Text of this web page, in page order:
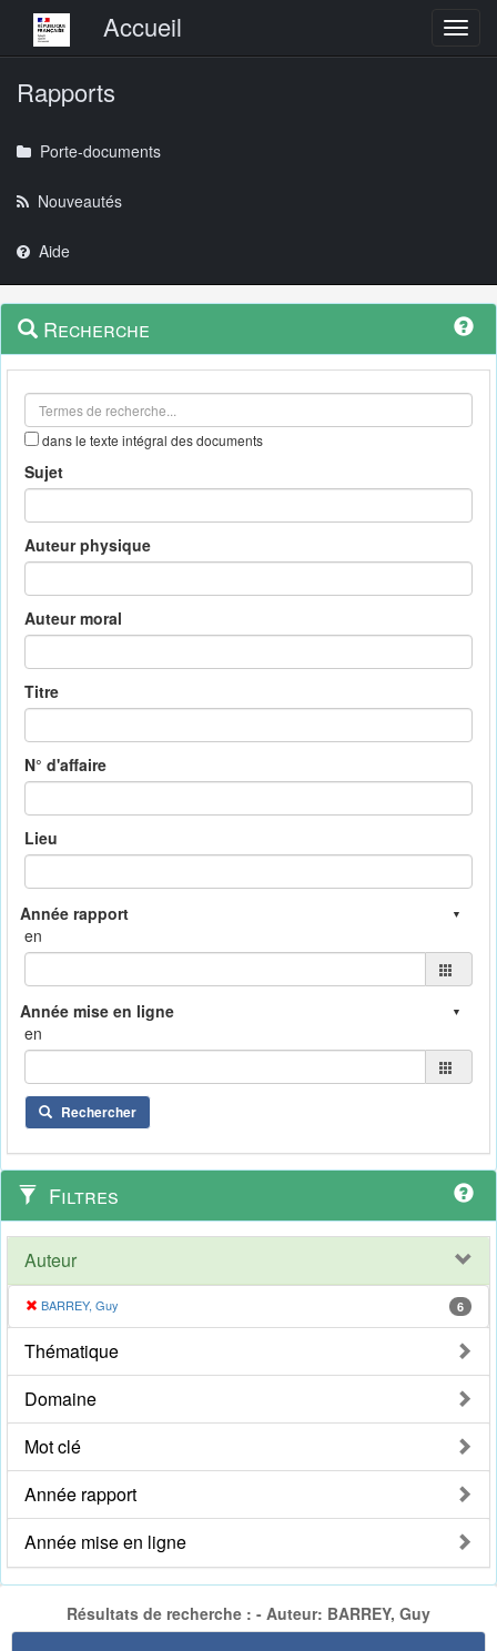
Menu principalAccueil
Rapports
Porte-documents
Nouveautés
Aide
Navigation
outils
Menu
contextuel
Recherche
dans le texte intégral des documents
Sujet
Auteur physique
Auteur moral
Titre
N° d'affaire
Lieu
en
en
Rechercher
Filtres
Auteur
BARREY, Guy 6
Thématique
Domaine
Mot clé
Année rapport
Année mise en ligne
Résultats de recherche : - Auteur: BARREY, Guy